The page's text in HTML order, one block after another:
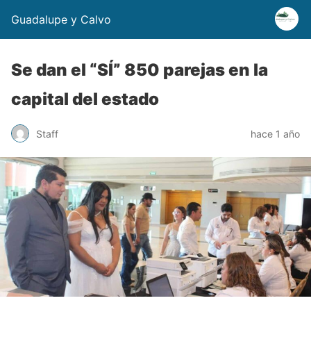
Guadalupe y Calvo
Se dan el “SÍ” 850 parejas en la
capital del estado
Staff hace 1 año